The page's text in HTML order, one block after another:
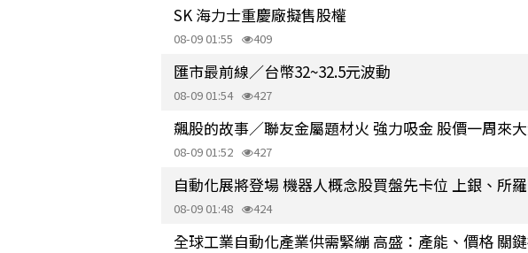
SK 海力士重慶廠擬售股權
08-09 01:55 409
匯市最前線／台幣32~32.5元波動
08-09 01:54 427
飆股的故事／聯友金屬題材火 強力吸金 股價一周來
08-09 01:52 427
自動化展將登場 機器人概念股買盤先卡位 上銀、所
08-09 01:48 424
全球工業自動化產業供需緊繃 高盛：產能、價格 關